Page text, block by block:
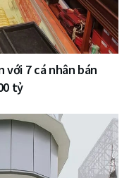
với 7 cá nhân bán
tỷ